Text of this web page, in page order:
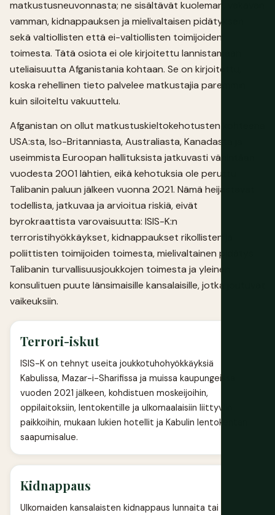
matkustusneuvonnasta; ne sisältävät kuoleman, vakavan
vamman, kidnappauksen ja mielivaltaisen pidätyksen
sekä valtiollisten että ei-valtiollisten toimijoiden
toimesta. Tätä osiota ei ole kirjoitettu lannistamaan
uteliaisuutta Afganistania kohtaan. Se on kirjoitettu,
koska rehellinen tieto palvelee matkustajia paremmin
kuin siloiteltu vakuuttelu.
Afganistan on ollut matkustuskieltokehotusten kohteena
USA:sta, Iso-Britanniasta, Australiasta, Kanadasta ja
useimmista Euroopan hallituksista jatkuvasti vähintään
vuodesta 2001 lähtien, eikä kehotuksia ole peruttu
Talibanin paluun jälkeen vuonna 2021. Nämä heijastavat
todellista, jatkuvaa ja arvioitua riskiä, eivät
byrokraattista varovaisuutta: ISIS-K:n
terroristihyökkäykset, kidnappaukset rikollisten ja
poliittisten toimijoiden toimesta, mielivaltainen pidätys
Talibanin turvallisuusjoukkojen toimesta ja yleinen
konsulituen puute länsimaisille kansalaisille, jotka joutuvat
vaikeuksiin.
Terrori-iskut
ISIS-K on tehnyt useita joukkotuhohyökkäyksiä
Kabulissa, Mazar-i-Sharifissa ja muissa kaupungeissa
vuoden 2021 jälkeen, kohdistuen moskeijoihin,
oppilaitoksiin, lentokentille ja ulkomaalaisiin liittyviin
paikkoihin, mukaan lukien hotellit ja Kabulin lentokentän
saapumisalue.
Kidnappaus
Ulkomaiden kansalaisten kidnappaus lunnaita tai